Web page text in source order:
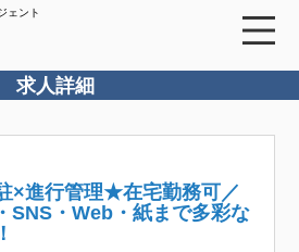
ェント
求人詳細
×進行管理★在宅勤務可／
SNS・Web・紙まで多彩な